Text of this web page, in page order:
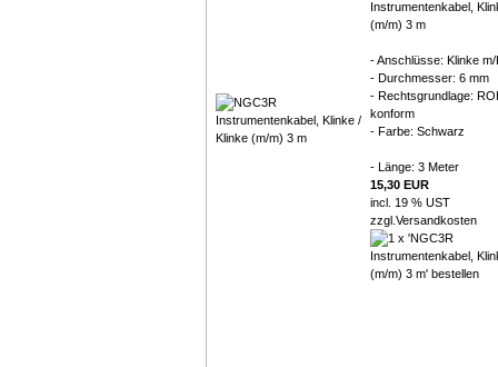
Instrumentenkabel,
(m/m) 3 m
- Anschlüsse: Klinke m/
- Durchmesser: 6 mm
- Rechtsgrundlage:
konform
- Farbe: Schwarz
- Länge: 3 Meter
15,30 EUR
incl. 19 % UST
zzgl. Versandkosten